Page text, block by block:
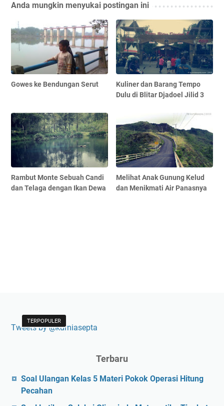
Anda mungkin menyukai postingan ini
Gowes ke Bendungan Serut
Kuliner dan Barang Tempo
Dulu di Blitar Djadoel Jilid 3
Rambut Monte Sebuah Candi
dan Telaga dengan Ikan Dewa
Melihat Anak Gunung Kelud
dan Menikmati Air Panasnya
TERPOPULER
Tweets by @kurniasepta
Terbaru
Soal Ulangan Kelas 5 Materi Pokok Operasi Hitung
Pecahan